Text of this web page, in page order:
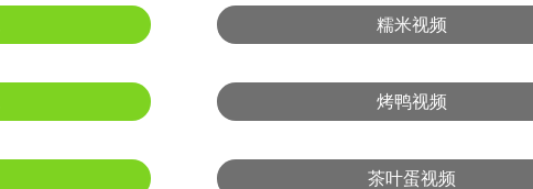
糯米视频
烤鸭视频
茶叶蛋视频